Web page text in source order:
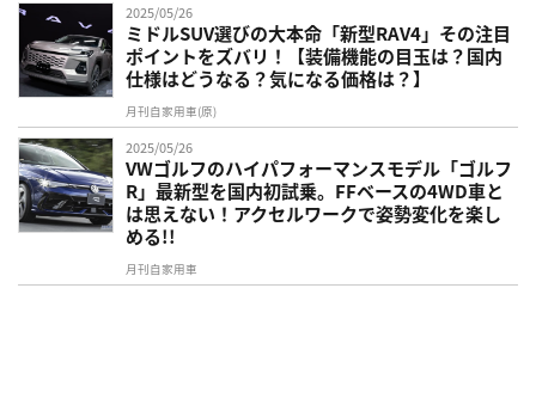
2025/05/26
ミドルSUV選びの大本命「新型RAV4」その注目
ポイントをズバリ！【装備機能の目玉は？国内
仕様はどうなる？気になる価格は？】
月刊自家用車(原)
2025/05/26
VWゴルフのハイパフォーマンスモデル「ゴルフ
R」最新型を国内初試乗。FFベースの4WD車と
は思えない！アクセルワークで姿勢変化を楽し
める!!
月刊自家用車